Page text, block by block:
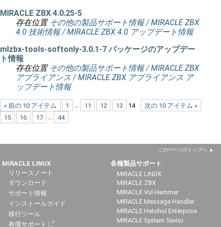
MIRACLE ZBX 4.0.25-5
存在位置 その他の製品サポート情報 /MIRACLE ZBX
4.0 技術情報 /MIRACLE ZBX 4.0 アップデート情報
mlzbx-tools-softonly-3.0.1-7 パッケージのアップデー
ト情報
存在位置 その他の製品サポート情報 /MIRACLE ZBX
アプライアンス /MIRACLE ZBX アプライアンス ア
ップデート情報
« 前の 10 アイテム 次の 10 アイテム »
1 ... 11 12 13
14
15
16 17 ... 44
このページのトップへ
MIRACLE LINUX
リリースノート
ダウンロード
サポート情報
インストールガイド
移行ツール
有償サポート
各種製品サポート
MIRACLE LINUX
MIRACLE ZBX
MIRACLE Vul Hammer
MIRACLE Message Handler
MIRACLE Hatohol Enterprise
MIRACLE System Savior